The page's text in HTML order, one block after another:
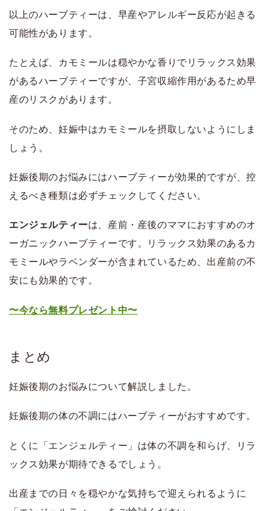
以上のハーブティーは、早産やアレルギー反応が起きる
可能性があります。
たとえば、カモミールは穏やかな香りでリラックス効果
があるハーブティーですが、子宮収縮作用があるため早
産のリスクがあります。
そのため、妊娠中はカモミールを摂取しないようにしま
しょう。
妊娠後期のお悩みにはハーブティーが効果的ですが、控
えるべき種類は必ずチェックしてください。
エンジェルティーは、産前・産後のママにおすすめのオ
ーガニックハーブティーです。リラックス効果のあるカ
モミールやラベンダーが含まれているため、出産前の不
安にも効果的です。
〜今なら無料プレゼント中〜
まとめ
妊娠後期のお悩みについて解説しました。
妊娠後期の体の不調にはハーブティーがおすすめです。
とくに「エンジェルティー」は体の不調を和らげ、リラ
ックス効果が期待できるでしょう。
出産までの日々を穏やかな気持ちで迎えられるように